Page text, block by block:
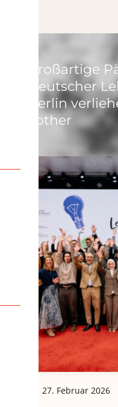
Großartige
Deutscher
Berlin
Lother
27. Februar 2026